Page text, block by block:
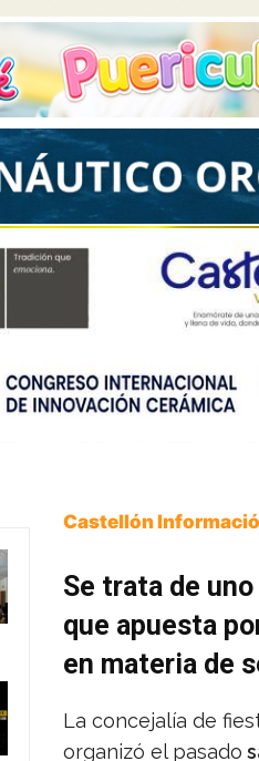
Castellón
Se trata de
que apuesta
en materia de
La concejalía de
organizó el pasado